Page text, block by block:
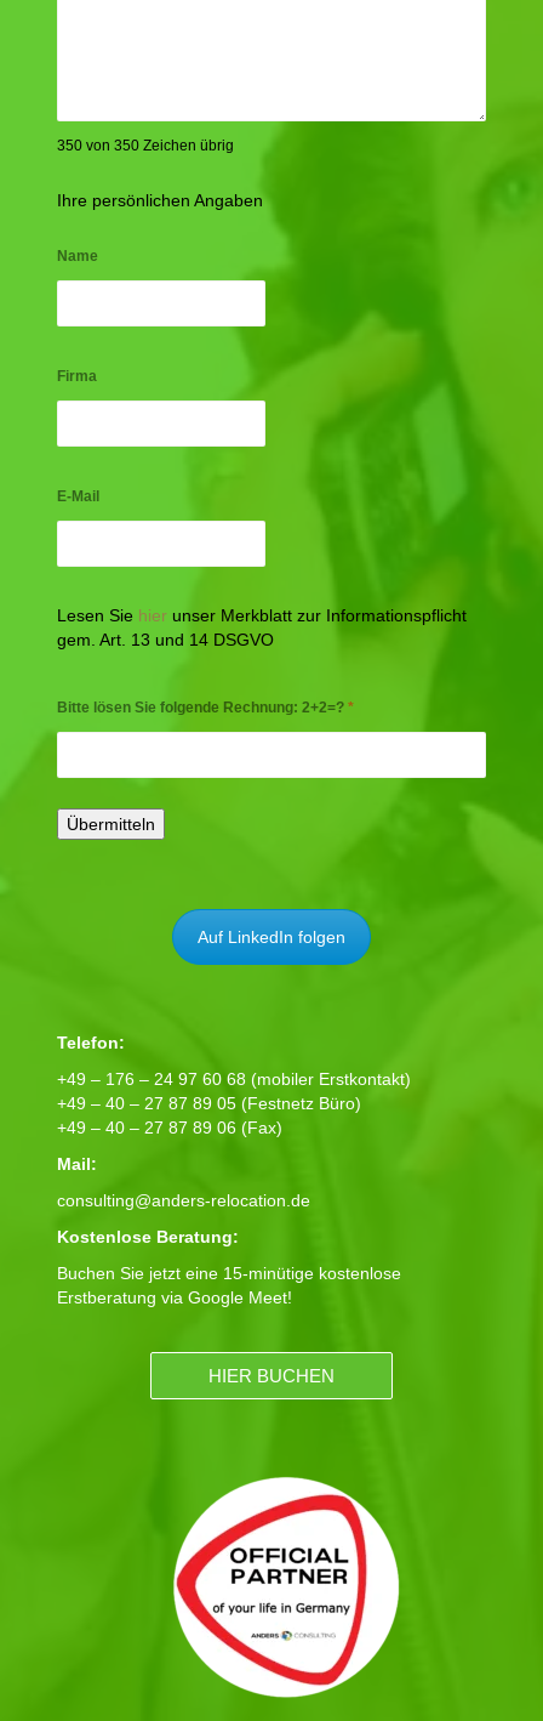
350 von 350 Zeichen übrig
Ihre persönlichen Angaben
Name
Firma
E-Mail
Lesen Sie hier unser Merkblatt zur Informationspflicht
gem. Art. 13 und 14 DSGVO
Bitte lösen Sie folgende Rechnung: 2+2=? *
Auf LinkedIn folgen
Telefon:
+49 – 176 – 24 97 60 68 (mobiler Erstkontakt)
+49 – 40 – 27 87 89 05 (Festnetz Büro)
+49 – 40 – 27 87 89 06 (Fax)
Mail:
consulting@anders-relocation.de
Kostenlose Beratung:
Buchen Sie jetzt eine 15-minütige kostenlose
Erstberatung via Google Meet!
HIER BUCHEN